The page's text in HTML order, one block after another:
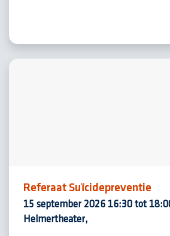
Referaat Suïcidepreventie
15 september 2026 16:30 tot
Helmertheater,